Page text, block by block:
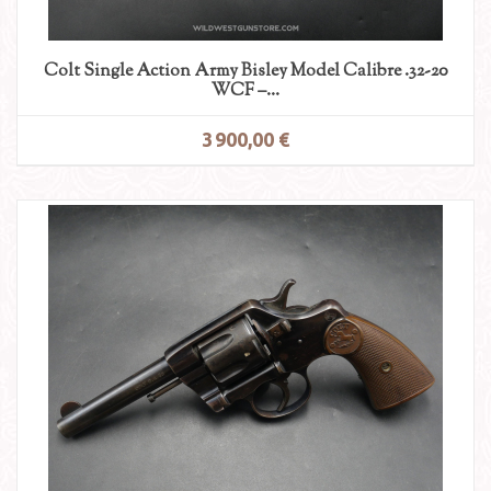
Colt Single Action Army Bisley Model Calibre .32-20
WCF –...
3 900,00 €